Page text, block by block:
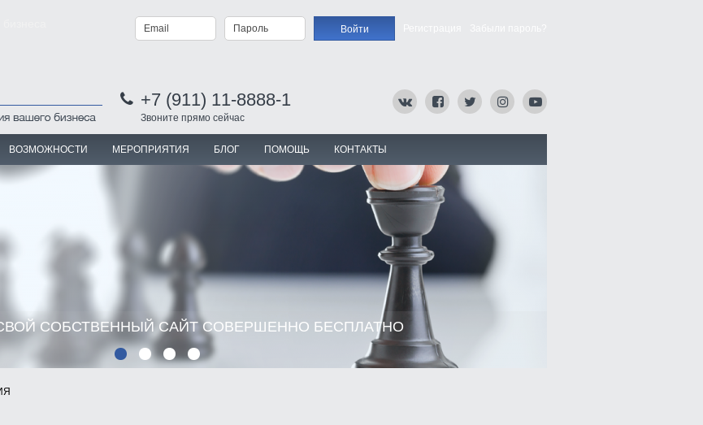
+7 (911) 11-8888-1
Звоните прямо сейчас
ВОЗМОЖНОСТИ МЕРОПРИЯТИЯ БЛОГ ПОМОЩЬ КОНТАКТЫ
СОБСТВЕННЫЙ САЙТ СОВЕРШЕННО БЕСПЛАТНО